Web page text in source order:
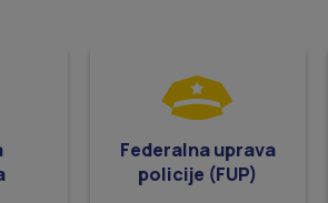
Federalna uprava
policije (FUP)